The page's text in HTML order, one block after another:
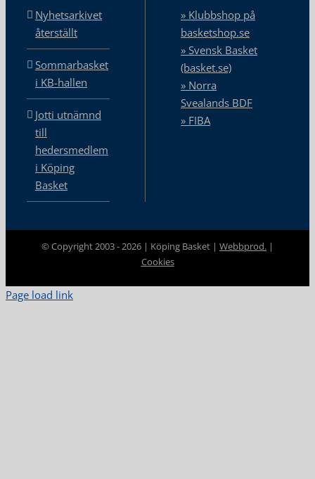
Nyhetsarkivet
återställt
Sommarbasket
i KB-hallen
Jotti utnämnd
till
hedersmedlem
i Köping
Basket
» Klubbshop på
basketshop.se
» Svensk Basket
(basket.se)
» Norra
Svealands BDF
» FIBA
© Copyright 2003 -2026 | Köping Basket | Webbprod. |
Cookies
Page load link